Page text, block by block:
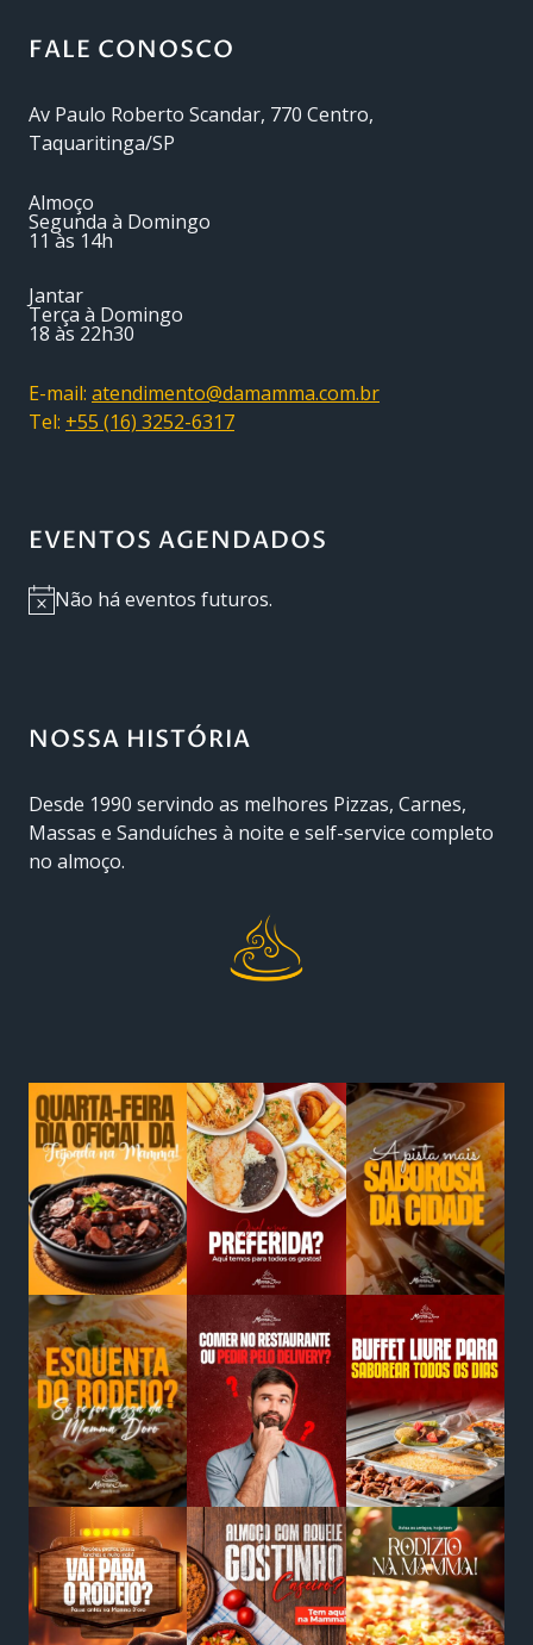
FALE CONOSCO
Av Paulo Roberto Scandar, 770 Centro,
Taquaritinga/SP
Almoço
Segunda à Domingo
11 às 14h
Jantar
Terça à Domingo
18 às 22h30
E-mail: atendimento@damamma.com.br
Tel: +55 (16) 3252-6317
EVENTOS AGENDADOS
Notice
Não há eventos futuros.
NOSSA HISTÓRIA
Desde 1990 servindo as melhores Pizzas, Carnes,
Massas e Sanduíches à noite e self-service completo
no almoço.